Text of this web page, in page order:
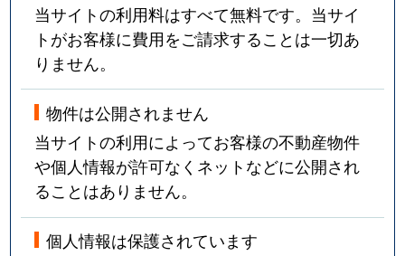
当サイトの利用料はすべて無料です。当サイ
トがお客様に費用をご請求することは一切あ
りません。
物件は公開されません
当サイトの利用によってお客様の不動産物件
や個人情報が許可なくネットなどに公開され
ることはありません。
個人情報は保護されています